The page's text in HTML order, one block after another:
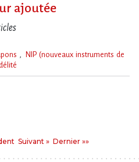
ajoutée
NIP (nouveaux instruments de
Précédent
Suivant
Suivant » Dernier
Dernier »»